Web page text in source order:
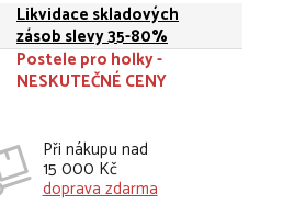
Likvidace skladových
zásob slevy 35-80%
Postele pro holky -
NESKUTEČNÉ CENY
Při nákupu nad
15 000 Kč
doprava zdarma